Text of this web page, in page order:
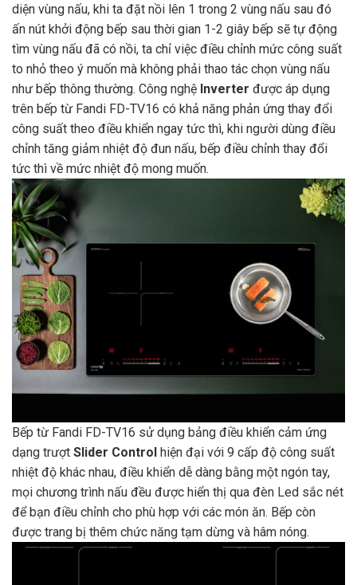
diện vùng nấu, khi ta đặt nồi lên 1 trong 2 vùng nấu sau đó
ấn nút khởi động bếp sau thời gian 1-2 giây bếp sẽ tự động
tìm vùng nấu đã có nồi, ta chỉ việc điều chỉnh mức công suất
to nhỏ theo ý muốn mà không phải thao tác chọn vùng nấu
như bếp thông thường. Công nghệ Inverter được áp dụng
trên bếp từ Fandi FD-TV16 có khả năng phản ứng thay đổi
công suất theo điều khiển ngay tức thì, khi người dùng điều
chỉnh tăng giảm nhiệt độ đun nấu, bếp điều chỉnh thay đổi
tức thì về mức nhiệt độ mong muốn.
Bếp từ Fandi FD-TV16 sử dụng bảng điều khiển cảm ứng
dạng trượt Slider Control hiện đại với 9 cấp độ công suất
nhiệt độ khác nhau, điều khiển dễ dàng bằng một ngón tay,
mọi chương trình nấu đều được hiển thị qua đèn Led sắc nét
để bạn điều chỉnh cho phù hợp với các món ăn. Bếp còn
được trang bị thêm chức năng tạm dừng và hâm nóng.